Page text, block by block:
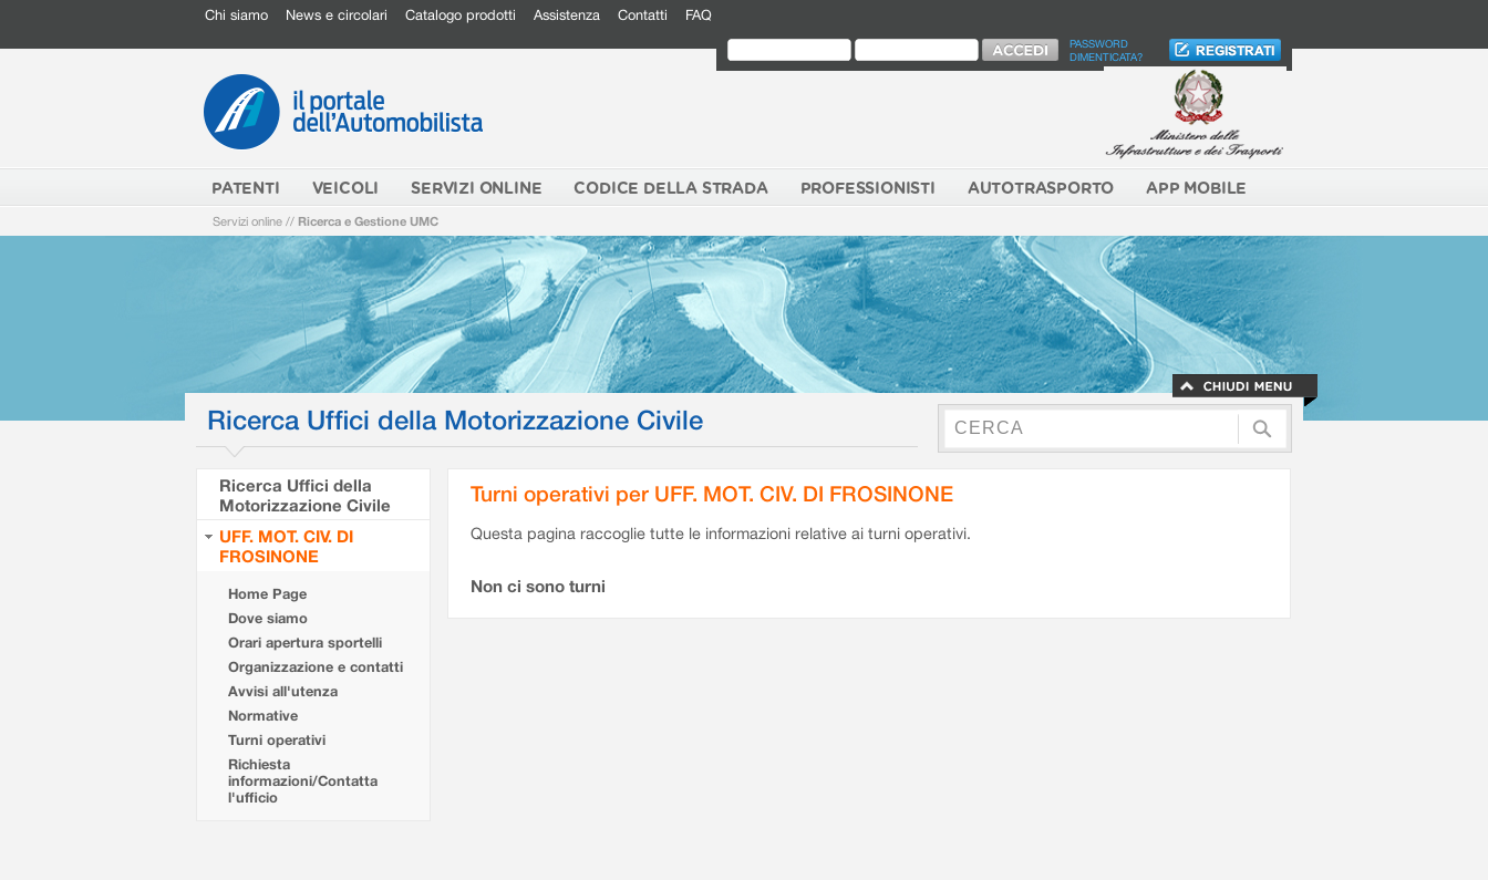
Chi siamo News e circolari Catalogo prodotti Assistenza Contatti FAQ
PASSWORD
DIMENTICATA?
PATENTI VEICOLI SERVIZI ONLINE CODICE DELLA STRADA PROFESSIONISTI AUTOTRASPORTO APP MOBILE
Servizi online // Ricerca e Gestione UMC
Ricerca Uffici della Motorizzazione Civile
Ricerca Uffici della
Motorizzazione Civile
UFF. MOT. CIV. DI
FROSINONE
Home Page
Dove siamo
Orari apertura sportelli
Organizzazione e contatti
Avvisi all'utenza
Normative
Turni operativi
Richiesta
informazioni/Contatta
l'ufficio
Turni operativi per UFF. MOT. CIV. DI FROSINONE
Questa pagina raccoglie tutte le informazioni relative ai turni operativi.
Non ci sono turni